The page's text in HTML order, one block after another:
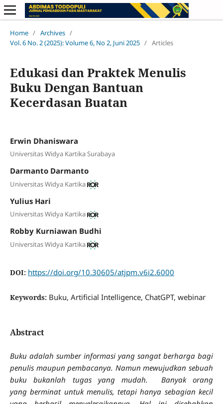
Home / Archives /
Vol. 6 No. 2 (2025): Volume 6, No 2, Juni 2025 / Articles
Edukasi dan Praktek Menulis
Buku Dengan Bantuan
Kecerdasan Buatan
Erwin Dhaniswara
Universitas Widya Kartika Surabaya
Darmanto Darmanto
Universitas Widya Kartika
Yulius Hari
Universitas Widya Kartika
Robby Kurniawan Budhi
Universitas Widya Kartika
DOI: https://doi.org/10.30605/atjpm.v6i2.6000
Keywords: Buku, Artificial Intelligence, ChatGPT, webinar
Abstract
Buku adalah sumber informasi yang sangat berharga bagi
penulis maupun pembacanya. Namun mewujudkan sebuah
buku bukanlah tugas yang mudah.
Banyak orang
yang berminat untuk menulis, tetapi hanya sebagian kecil